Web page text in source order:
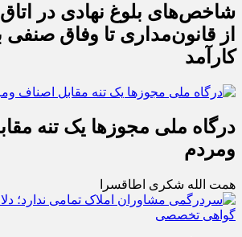
شاخص‌های بلوغ نهادی در
از قانون‌مداری تا وفاق
کارآمد
درگاه ملی مجوزها یک تنه
ومردم
همت الله شکری اطاقسرا